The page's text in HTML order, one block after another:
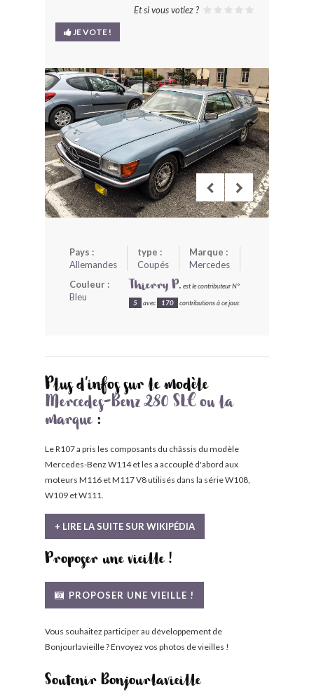
MODÈLES ET MARQUES
COMMENT FONCTIONNE BLV ?
Et si vous votiez ?
JE VOTE !
Pays :
Allemandes
type :
Coupés
Marque :
Mercedes
Couleur :
Bleu
Thierry P. est le contributeur N°
5 avec 170 contributions à ce jour.
Plus d'infos sur le modèle
Mercedes-Benz 280 SLC ou la
marque:
Le R107 a pris les composants du châssis du modèle
Mercedes-Benz W114 et les a accouplé d'abord aux
moteurs M116 et M117 V8 utilisés dans la série W108,
W109 et W111.
+ LIRE LA SUITE SUR WIKIPÉDIA
Proposer une vieille !
PROPOSER UNE VIEILLE !
Vous souhaitez participer au développement de
Bonjourlavieille ? Envoyez vos photos de vieilles !
Soutenir Bonjourlavieille